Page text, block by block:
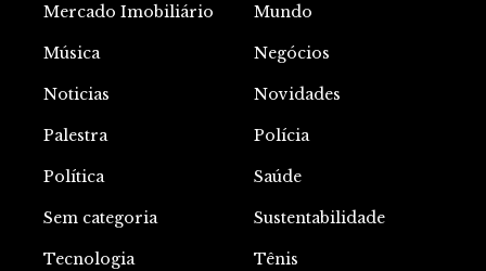
Mercado Imobiliário Mundo
Música Negócios
Noticias Novidades
Palestra Polícia
Política Saúde
Sem categoria Sustentabilidade
Tecnologia Tênis